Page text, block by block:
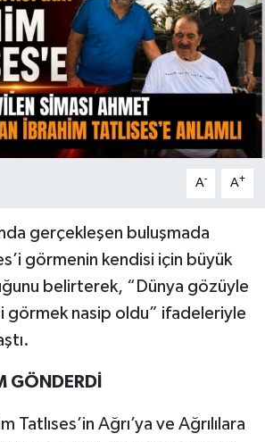
A- A+
gerçekleşen buluşmada
görmenin kendisi için büyük
belirterek, “Dünya gözüyle
görmek nasip oldu” ifadeleriyle
GÖNDERDİ
Ağrı’ya ve Ağrılılara